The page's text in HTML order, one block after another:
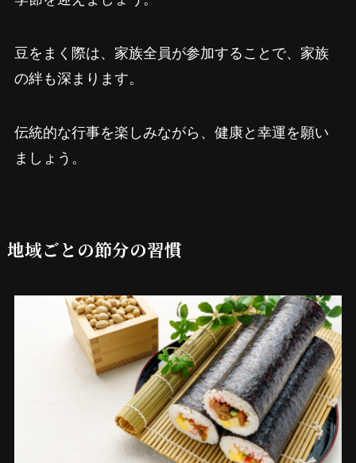
豆をまく際は、家族全員が参加することで、家族
の絆も深まります。
伝統的な行事を楽しみながら、健康と幸運を願い
ましょう。
地域ごとの節分の習慣